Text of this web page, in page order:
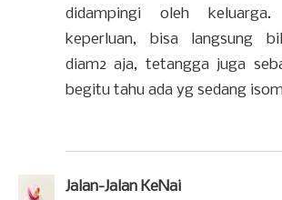
didampingi oleh
keperluan, bisa langsung
diam2 aja, tetangga juga
begitu tahu ada yg sedang
Jalan-Jalan KeNai